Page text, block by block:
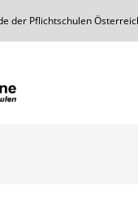
Pflichtschulen